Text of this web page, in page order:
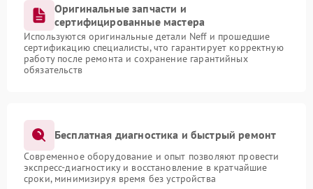
Оригинальные запчасти и
сертифицированные мастера
Используются оригинальные детали Neff и прошедшие
сертификацию специалисты, что гарантирует корректную
работу после ремонта и сохранение гарантийных
обязательств
Бесплатная диагностика и быстрый ремонт
Современное оборудование и опыт позволяют провести
экспресс-диагностику и восстановление в кратчайшие
сроки, минимизируя время без устройства